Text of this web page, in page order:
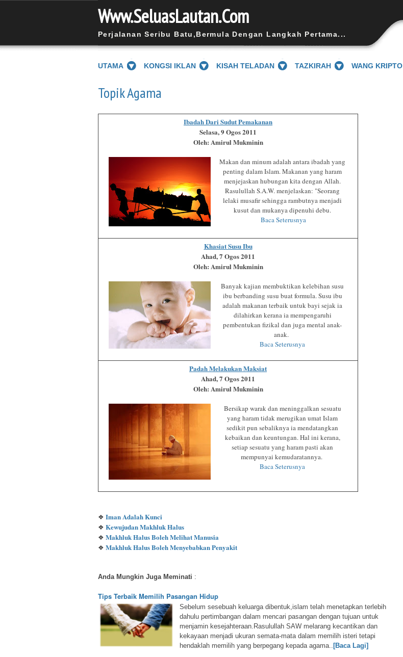
Www.SeluasLautan.Com
Perjalanan Seribu Batu,Bermula Dengan Langkah Pertama...
UTAMA KONGSI IKLAN KISAH TELADAN TAZKIRAH WANG KRIPTO
Topik Agama
Ibadah Dari Sudut Pemakanan
Selasa, 9 Ogos 2011
Oleh: Amirul Mukminin
Makan dan minum adalah antara ibadah yang
penting dalam Islam. Makanan yang haram
menjejaskan hubungan kita dengan Allah.
Rasulullah S.A.W. menjelaskan: "Seorang
lelaki musafir sehingga rambutnya menjadi
kusut dan mukanya dipenuhi debu.
Baca Seterusnya
Khasiat Susu Ibu
Ahad, 7 Ogos 2011
Oleh: Amirul Mukminin
Banyak kajian membuktikan kelebihan susu
ibu berbanding susu buat formula. Susu ibu
adalah makanan terbaik untuk bayi sejak ia
dilahirkan kerana ia mempengaruhi
pembentukan fizikal dan juga mental anak-
anak.
Baca Seterusnya
Padah Melakukan Maksiat
Ahad, 7 Ogos 2011
Oleh: Amirul Mukminin
Bersikap warak dan meninggalkan sesuatu
yang haram tidak merugikan umat Islam
sedikit pun sebaliknya ia mendatangkan
kebaikan dan keuntungan. Hal ini kerana,
setiap sesuatu yang haram pasti akan
mempunyai kemudaratannya.
Baca Seterusnya
❖ Iman Adalah Kunci
❖ Kewujudan Makhluk Halus
❖ Makhluk Halus Boleh Melihat Manusia
❖ Makhluk Halus Boleh Menyebabkan Penyakit
Anda Mungkin Juga Meminati :
Tips Terbaik Memilih Pasangan Hidup
Sebelum sesebuah keluarga dibentuk,islam telah menetapkan terlebih
dahulu pertimbangan dalam mencari pasangan dengan tujuan untuk
menjamin kesejahteraan.Rasulullah SAW melarang kecantikan dan
kekayaan menjadi ukuran semata-mata dalam memilih isteri tetapi
hendaklah memilih yang berpegang kepada agama.. [Baca Lagi]